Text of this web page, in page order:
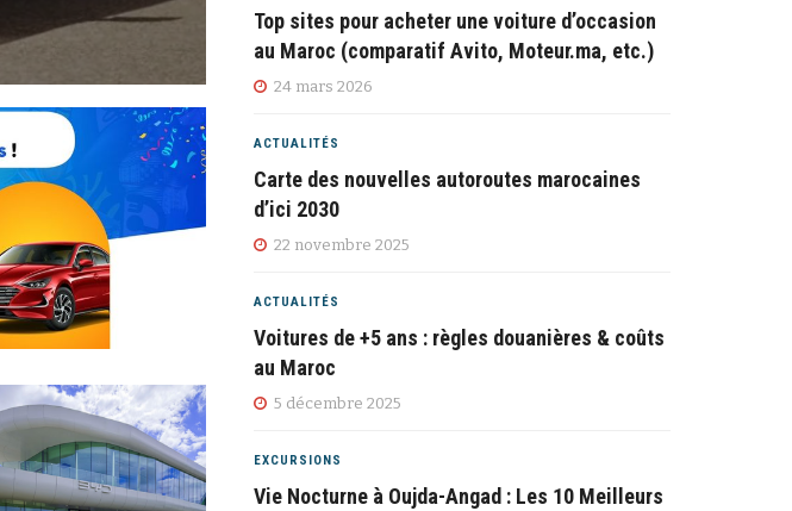
Top sites pour acheter une voiture d’occasion
au Maroc (comparatif Avito, Moteur.ma, etc.)
24 mars 2026
ACTUALITÉS
Carte des nouvelles autoroutes marocaines
d’ici 2030
22 novembre 2025
ACTUALITÉS
Voitures de +5 ans : règles douanières & coûts
au Maroc
5 décembre 2025
EXCURSIONS
Vie Nocturne à Oujda-Angad : Les 10 Meilleurs